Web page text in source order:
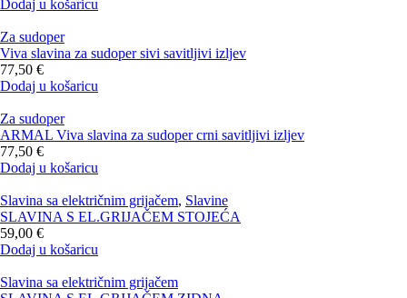
Dodaj u košaricu
Za sudoper
Viva slavina za sudoper sivi savitljivi izljev
77,50 €
Dodaj u košaricu
Za sudoper
ARMAL Viva slavina za sudoper crni savitljivi izljev
77,50 €
Dodaj u košaricu
Slavina sa električnim grijačem, Slavine
SLAVINA S EL.GRIJAČEM STOJEĆA
59,00 €
Dodaj u košaricu
Slavina sa električnim grijačem